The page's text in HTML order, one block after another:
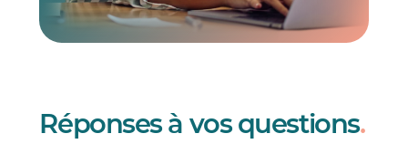
Réponses à vos questions.